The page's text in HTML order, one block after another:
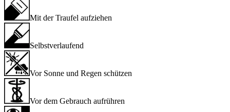
Mit der Traufel aufziehen
Selbstverlaufend
Vor Sonne und Regen schützen
Vor dem Gebrauch aufrühren